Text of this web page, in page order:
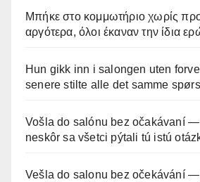
Μπήκε στο κομμωτήριο χωρίς
αργότερα, όλοι έκαναν την ίδια
Hun gikk inn i salongen uten
senere stilte alle det samme
Vošla do salónu bez očakávaní
neskôr sa všetci pýtali tú istú
Vešla do salonu bez očekávání